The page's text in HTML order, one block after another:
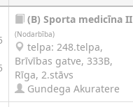
(B) Sporta medicīna II
(Nodarbība)
telpa: 248.telpa,
Brīvības gatve, 333B,
Rīga, 2.stāvs
Gundega Akuratere